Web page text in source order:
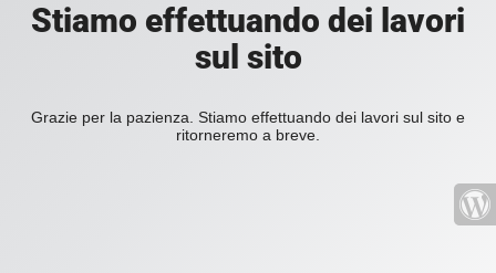
Stiamo effettuando dei lavori
sul sito
Grazie per la pazienza. Stiamo effettuando dei lavori sul sito e
ritorneremo a breve.